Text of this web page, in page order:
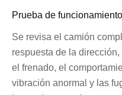
Prueba de
Se revisa el camión
respuesta de la
el frenado, el
vibración anormal y las